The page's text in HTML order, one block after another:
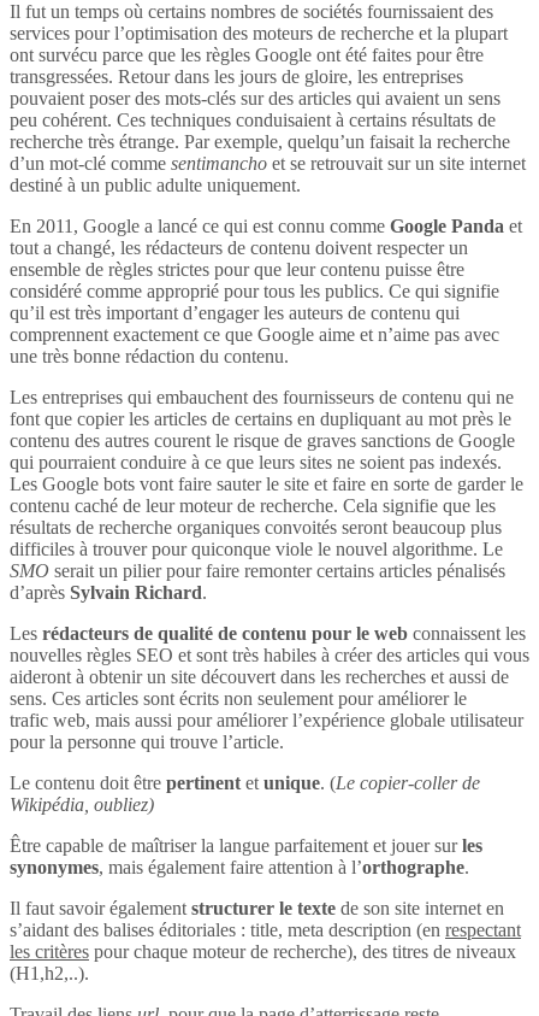
Il fut un temps où certains nombres de sociétés fournissaient des
services pour l’optimisation des moteurs de recherche et la plupart
ont survécu parce que les règles Google ont été faites pour être
transgressées. Retour dans les jours de gloire, les entreprises
pouvaient poser des mots-clés sur des articles qui avaient un sens
peu cohérent. Ces techniques conduisaient à certains résultats de
recherche très étrange. Par exemple, quelqu’un faisait la recherche
d’un mot-clé comme sentimancho et se retrouvait sur un site internet
destiné à un public adulte uniquement.
En 2011, Google a lancé ce qui est connu comme Google Panda et
tout a changé, les rédacteurs de contenu doivent respecter un
ensemble de règles strictes pour que leur contenu puisse être
considéré comme approprié pour tous les publics. Ce qui signifie
qu’il est très important d’engager les auteurs de contenu qui
comprennent exactement ce que Google aime et n’aime pas avec
une très bonne rédaction du contenu.
Les entreprises qui embauchent des fournisseurs de contenu qui ne
font que copier les articles de certains en dupliquant au mot près le
contenu des autres courent le risque de graves sanctions de Google
qui pourraient conduire à ce que leurs sites ne soient pas indexés.
Les Google bots vont faire sauter le site et faire en sorte de garder le
contenu caché de leur moteur de recherche. Cela signifie que les
résultats de recherche organiques convoités seront beaucoup plus
difficiles à trouver pour quiconque viole le nouvel algorithme. Le
SMO serait un pilier pour faire remonter certains articles pénalisés
d’après Sylvain Richard.
Les rédacteurs de qualité de contenu pour le web connaissent les
nouvelles règles SEO et sont très habiles à créer des articles qui vous
aideront à obtenir un site découvert dans les recherches et aussi de
sens. Ces articles sont écrits non seulement pour améliorer le
trafic web, mais aussi pour améliorer l’expérience globale utilisateur
pour la personne qui trouve l’article.
Le contenu doit être pertinent et unique. (Le copier-coller de
Wikipédia, oubliez)
Être capable de maîtriser la langue parfaitement et jouer surles
synonymes, mais également faire attention à l’orthographe.
Il faut savoir également structurer le texte de son site internet en
s’aidant des balises éditoriales : title, meta description (en respectant
les critères pour chaque moteur de recherche), des titres de niveaux
(H1,h2,..).